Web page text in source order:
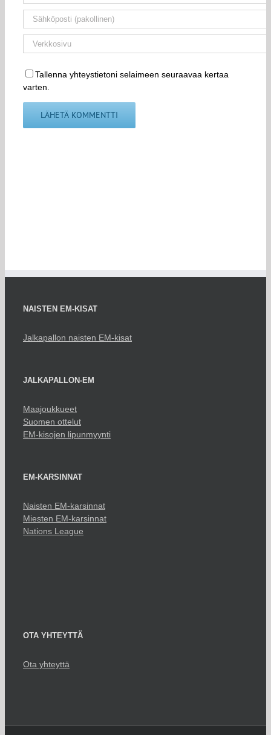
Tallenna yhteystietoni selaimeen seuraavaa kertaa
varten.
NAISTEN EM-KISAT
Jalkapallon naisten EM-kisat
JALKAPALLON-EM
Maajoukkueet
Suomen ottelut
EM-kisojen lipunmyynti
EM-KARSINNAT
Naisten EM-karsinnat
Miesten EM-karsinnat
Nations League
OTA YHTEYTTÄ
Ota yhteyttä